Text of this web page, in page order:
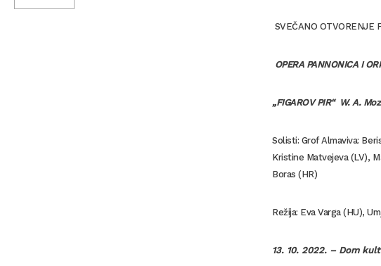
SVEČANO OTVORENJE
OPERA PANNONICA I
„FIGAROV PIR“ W. A.
Solisti: Grof Almaviva:
Kristine Matvejeva (LV),
Boras (HR)
Režija: Eva Varga (HU),
13. 10. 2022. – Dom